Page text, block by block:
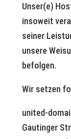
Unser(e)
insoweit
seiner
unsere
befolgen.
Wir setzen
united-
Gautinger